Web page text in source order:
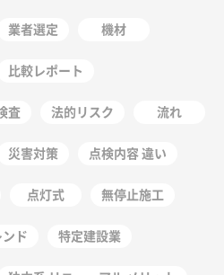
業者選定 機材
比較レポート
査 法的リスク 流れ
災害対策 点検内容 違い
点灯式 無停止施工
ド 特定建設業